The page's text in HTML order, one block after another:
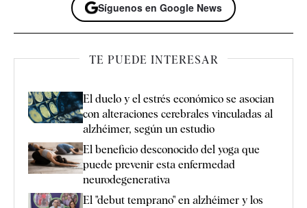
Síguenos en Google News
TE PUEDE INTERESAR
El duelo y el estrés económico se asocian
con alteraciones cerebrales vinculadas al
alzhéimer, según un estudio
El beneficio desconocido del yoga que
puede prevenir esta enfermedad
neurodegenerativa
El "debut temprano" en alzhéimer y los